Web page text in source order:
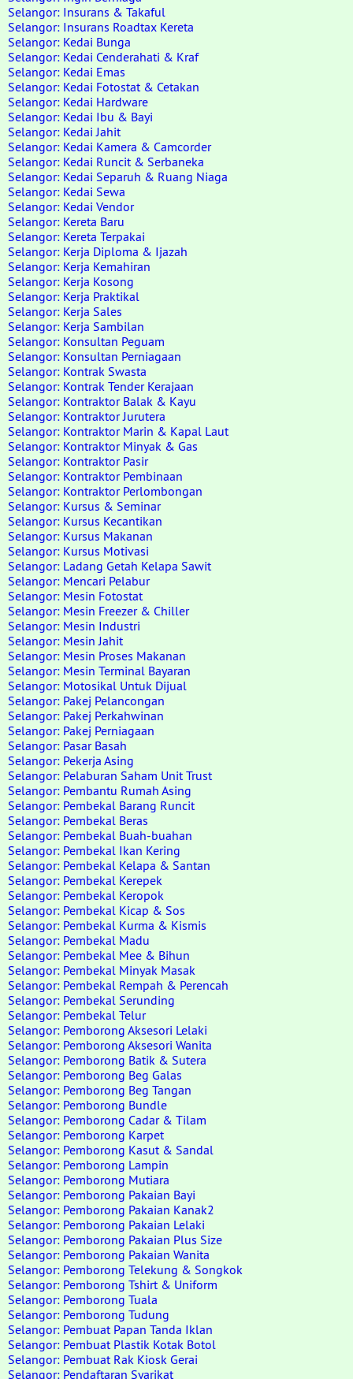
Selangor: Insurans & Takaful
Selangor: Insurans Roadtax Kereta
Selangor: Kedai Bunga
Selangor: Kedai Cenderahati & Kraf
Selangor: Kedai Emas
Selangor: Kedai Fotostat & Cetakan
Selangor: Kedai Hardware
Selangor: Kedai Ibu & Bayi
Selangor: Kedai Jahit
Selangor: Kedai Kamera & Camcorder
Selangor: Kedai Runcit & Serbaneka
Selangor: Kedai Separuh & Ruang Niaga
Selangor: Kedai Sewa
Selangor: Kedai Vendor
Selangor: Kereta Baru
Selangor: Kereta Terpakai
Selangor: Kerja Diploma & Ijazah
Selangor: Kerja Kemahiran
Selangor: Kerja Kosong
Selangor: Kerja Praktikal
Selangor: Kerja Sales
Selangor: Kerja Sambilan
Selangor: Konsultan Peguam
Selangor: Konsultan Perniagaan
Selangor: Kontrak Swasta
Selangor: Kontrak Tender Kerajaan
Selangor: Kontraktor Balak & Kayu
Selangor: Kontraktor Jurutera
Selangor: Kontraktor Marin & Kapal Laut
Selangor: Kontraktor Minyak & Gas
Selangor: Kontraktor Pasir
Selangor: Kontraktor Pembinaan
Selangor: Kontraktor Perlombongan
Selangor: Kursus & Seminar
Selangor: Kursus Kecantikan
Selangor: Kursus Makanan
Selangor: Kursus Motivasi
Selangor: Ladang Getah Kelapa Sawit
Selangor: Mencari Pelabur
Selangor: Mesin Fotostat
Selangor: Mesin Freezer & Chiller
Selangor: Mesin Industri
Selangor: Mesin Jahit
Selangor: Mesin Proses Makanan
Selangor: Mesin Terminal Bayaran
Selangor: Motosikal Untuk Dijual
Selangor: Pakej Pelancongan
Selangor: Pakej Perkahwinan
Selangor: Pakej Perniagaan
Selangor: Pasar Basah
Selangor: Pekerja Asing
Selangor: Pelaburan Saham Unit Trust
Selangor: Pembantu Rumah Asing
Selangor: Pembekal Barang Runcit
Selangor: Pembekal Beras
Selangor: Pembekal Buah-buahan
Selangor: Pembekal Ikan Kering
Selangor: Pembekal Kelapa & Santan
Selangor: Pembekal Kerepek
Selangor: Pembekal Keropok
Selangor: Pembekal Kicap & Sos
Selangor: Pembekal Kurma & Kismis
Selangor: Pembekal Madu
Selangor: Pembekal Mee & Bihun
Selangor: Pembekal Minyak Masak
Selangor: Pembekal Rempah & Perencah
Selangor: Pembekal Serunding
Selangor: Pembekal Telur
Selangor: Pemborong Aksesori Lelaki
Selangor: Pemborong Aksesori Wanita
Selangor: Pemborong Batik & Sutera
Selangor: Pemborong Beg Galas
Selangor: Pemborong Beg Tangan
Selangor: Pemborong Bundle
Selangor: Pemborong Cadar & Tilam
Selangor: Pemborong Karpet
Selangor: Pemborong Kasut & Sandal
Selangor: Pemborong Lampin
Selangor: Pemborong Mutiara
Selangor: Pemborong Pakaian Bayi
Selangor: Pemborong Pakaian Kanak2
Selangor: Pemborong Pakaian Lelaki
Selangor: Pemborong Pakaian Plus Size
Selangor: Pemborong Pakaian Wanita
Selangor: Pemborong Telekung & Songkok
Selangor: Pemborong Tshirt & Uniform
Selangor: Pemborong Tuala
Selangor: Pemborong Tudung
Selangor: Pembuat Papan Tanda Iklan
Selangor: Pembuat Plastik Kotak Botol
Selangor: Pembuat Rak Kiosk Gerai
Selangor: Pendaftaran Syarikat